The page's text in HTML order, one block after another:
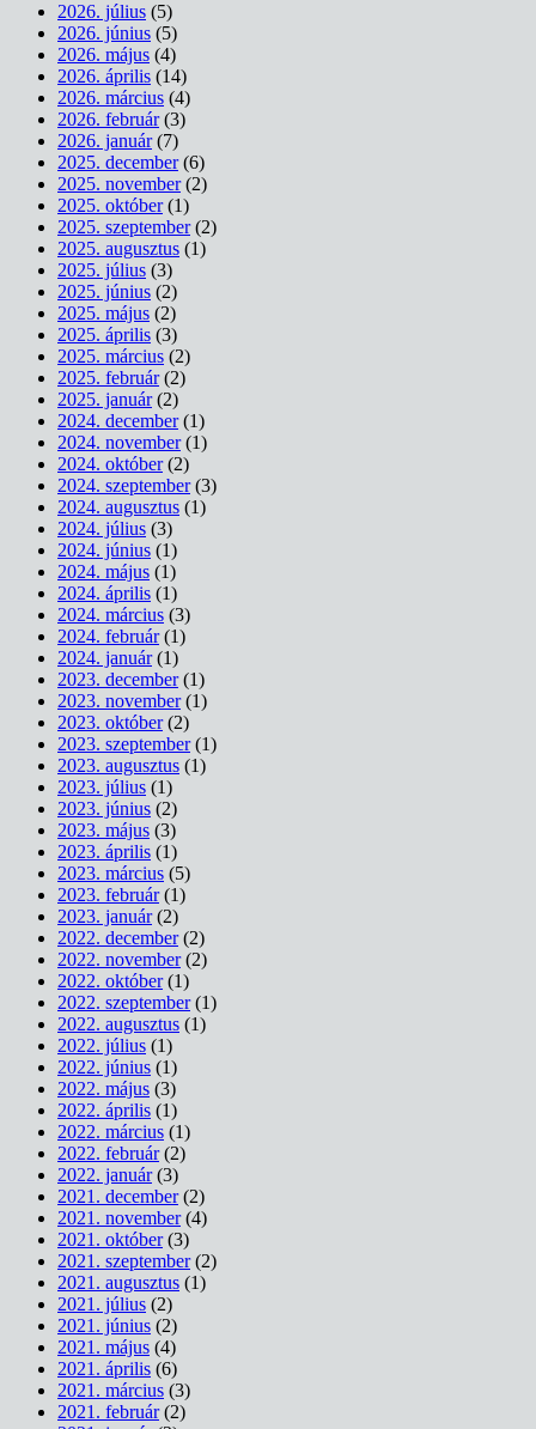
2026. július (5)
2026. június (5)
2026. május (4)
2026. április (14)
2026. március (4)
2026. február(3)
2026. január(7)
2025. december(6)
2025. november(2)
2025. október(1)
2025. szeptember(2)
2025. augusztus (1)
2025. július (3)
2025. június (2)
2025. május (2)
2025. április (3)
2025. március (2)
2025. február(2)
2025. január(2)
2024. december(1)
2024. november(1)
2024. október(2)
2024. szeptember(3)
2024. augusztus (1)
2024. július (3)
2024. június (1)
2024. május (1)
2024. április (1)
2024. március (3)
2024. február(1)
2024. január(1)
2023. december(1)
2023. november(1)
2023. október(2)
2023. szeptember(1)
2023. augusztus (1)
2023. július (1)
2023. június (2)
2023. május (3)
2023. április (1)
2023. március (5)
2023. február(1)
2023. január(2)
2022. december(2)
2022. november(2)
2022. október(1)
2022. szeptember(1)
2022. augusztus (1)
2022. július (1)
2022. június (1)
2022. május (3)
2022. április (1)
2022. március (1)
2022. február(2)
2022. január(3)
2021. december(2)
2021. november(4)
2021. október(3)
2021. szeptember(2)
2021. augusztus (1)
2021. július (2)
2021. június (2)
2021. május (4)
2021. április (6)
2021. március (3)
2021. február(2)